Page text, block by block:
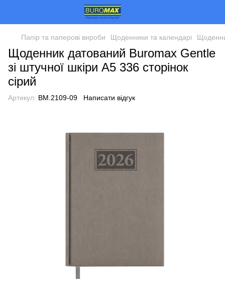
Папір та паперові вироби Щоденники та календарі
Щоденник датований Buromax Gentle
зі штучної шкіри А5 336 сторінок
сірий
Артикул: BM.2109-09 Написати відгук